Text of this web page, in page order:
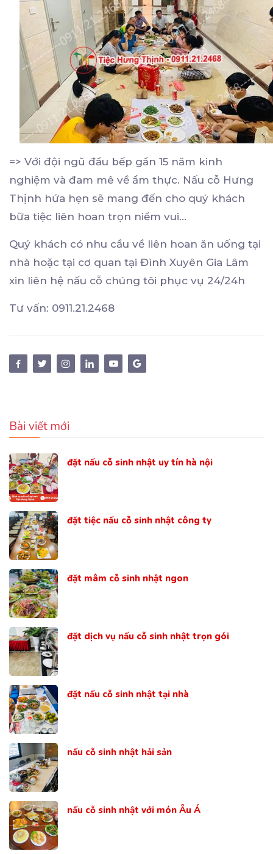
=> Với đội ngũ đầu bếp gần 15 năm kinh
nghiệm và đam mê về ẩm thực. Nấu cỗ Hưng
Thịnh hứa hẹn sẽ mang đến cho quý khách
bữa tiệc liên hoan trọn niềm vui…
Quý khách có nhu cầu về liên hoan ăn uống tại
nhà hoặc tại cơ quan tại Đình Xuyên Gia Lâm
xin liên hệ nấu cỗ chúng tôi phục vụ 24/24h
Tư vấn: 0911.21.2468
Bài viết mới
đặt nấu cỗ sinh nhật uy tín hà nội
đặt tiệc nấu cỗ sinh nhật công ty
đặt mâm cỗ sinh nhật ngon
đặt dịch vụ nấu cỗ sinh nhật trọn gói
đặt nấu cỗ sinh nhật tại nhà
nấu cỗ sinh nhật hải sản
nấu cỗ sinh nhật với món Âu Á